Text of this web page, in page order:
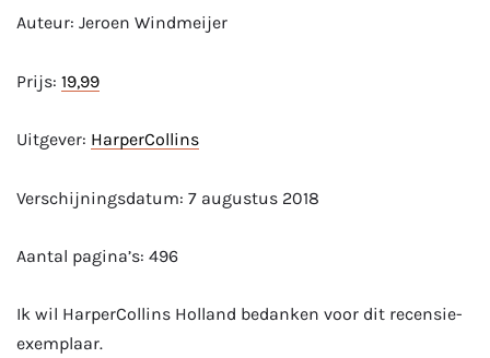
Auteur: Jeroen Windmeijer
Prijs: 19,99
Uitgever: HarperCollins
Verschijningsdatum: 7 augustus 2018
Aantal pagina’s: 496
Ik wil HarperCollins Holland bedanken voor dit recensie-
exemplaar.